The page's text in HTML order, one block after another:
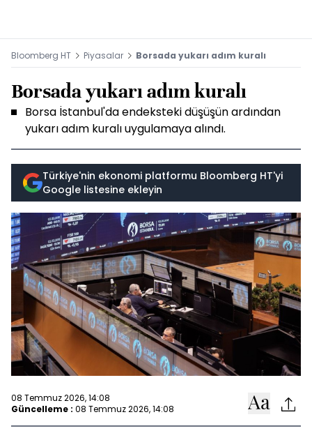
Bloomberg HT Piyasalar Borsada yukarı adım kuralı
Borsada yukarı adım kuralı
Borsa İstanbul'da endeksteki düşüşün ardından
yukarı adım kuralı uygulamaya alındı.
Türkiye'nin ekonomi platformu Bloomberg HT'yi
Google listesine ekleyin
08 Temmuz 2026, 14:08
Güncelleme : 08 Temmuz 2026, 14:08